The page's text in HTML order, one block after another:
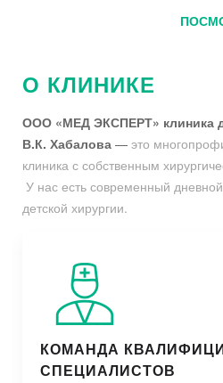
О КЛИНИКЕ
ООО «МЕД ЭКСПЕРТ» клиника
В.К. Хабалова — это
клиника с собственным
У нас есть современный
детской хирургии.
КОМАНДА
СПЕЦИАЛИСТОВ